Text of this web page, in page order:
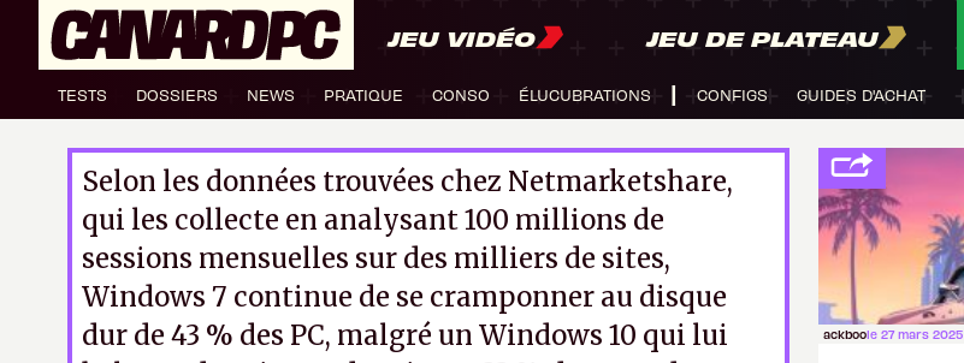
JEU VIDÉO JEU DE PLATEAU
TESTS DOSSIERS NEWS PRATIQUE CONSO ÉLUCUBRATIONS CONFIGS GUIDES D'ACHAT
Selon les données trouvées chez Netmarketshare,
qui les collecte en analysant 100 millions de
sessions mensuelles sur des milliers de sites,
Windows 7 continue de se cramponner au disque
dur de 43 % des PC, malgré un Windows 10 qui lui
ackboole 27 mars 2025